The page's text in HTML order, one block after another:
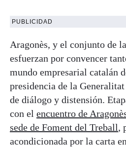
PUBLICIDAD
Aragonès, y el conjunto de
esfuerzan por convencer
mundo empresarial catalán
presidencia de la Generalitat
de diálogo y distensión.
con el encuentro de
sede de Foment del Treball,
acondicionada por la carta